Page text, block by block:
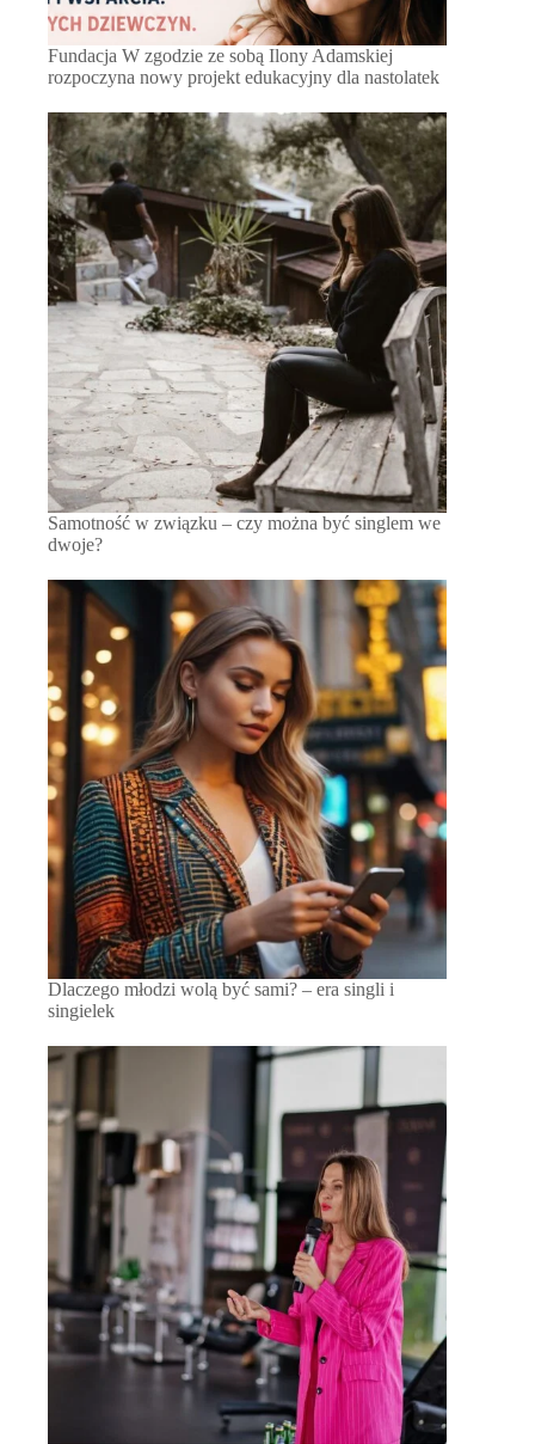
Fundacja W zgodzie ze sobą Ilony Adamskiej
rozpoczyna nowy projekt edukacyjny dla nastolatek
Samotność w związku – czy można być singlem we
dwoje?
Dlaczego młodzi wolą być sami? – era singli i
singielek